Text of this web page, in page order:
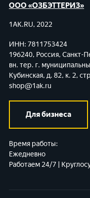
ООО «ОЗБЭТТЕРИЗ»
1AK.RU, 2022
ИНН: 7811753424
196240, Россия, Санкт-
вн. тер. г.
Кубинская, д. 82, к. 2,
shop@1ak.ru
Для бизнеса
Время работы:
Ежедневно
Работаем 24/7 |